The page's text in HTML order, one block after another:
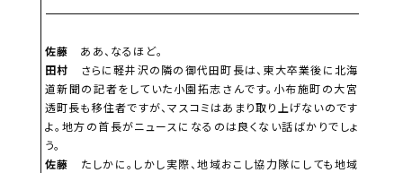
佐藤 ああ、なるほど。
田村 さらに軽井沢の隣の御代田町長は、東大卒業後に北海
道新聞の記者をしていた小園拓志さんです。小布施町の大宮
透町長も移住者ですが、マスコミはあまり取り上げないのです
よ。地方の首長がニュースになるのは良くない話ばかりでしょ
う。
佐藤
たしかに。しかし実際、地域おこし協力隊にしても地域